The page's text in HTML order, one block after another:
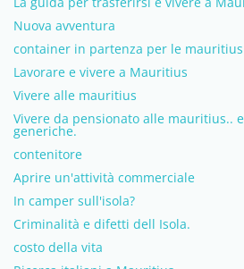
Nuova avventura
container in partenza per le mauritius
Lavorare e vivere a Mauritius
Vivere alle mauritius
Vivere da pensionato alle mauritius..
generiche.
contenitore
Aprire un'attività commerciale
In camper sull'isola?
Criminalità e difetti dell Isola.
costo della vita